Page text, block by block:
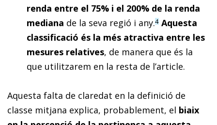
renda entre el 75% i el 200% de la renda
mediana de la seva regió i any.4 Aquesta
classificació és la més atractiva entre les
mesures relatives, de manera que és la
que utilitzarem en la resta de l’article.
Aquesta falta de claredat en la definició de
classe mitjana explica, probablement, el biaix